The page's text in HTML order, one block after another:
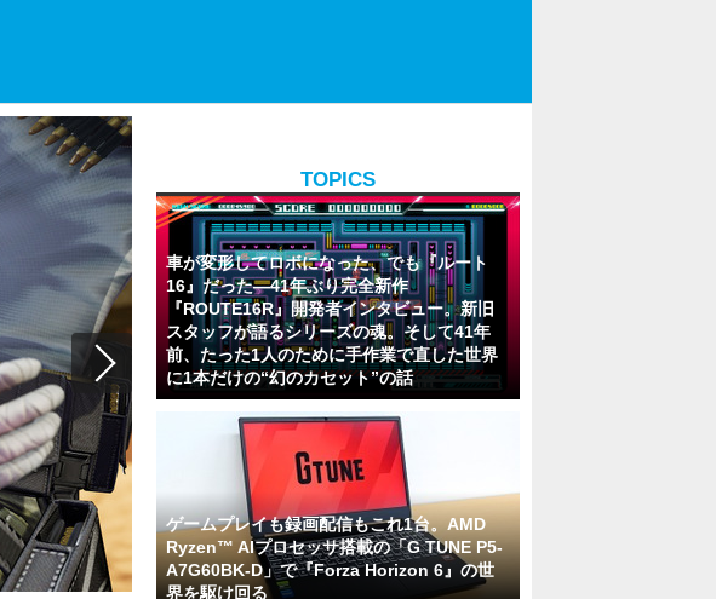
TOPICS
車が変形してロボになった、でも『ルート
16』だった―41年ぶり完全新作
『ROUTE16R』開発者インタビュー。新旧
スタッフが語るシリーズの魂。そして41年
前、たった1人のために手作業で直した世界
に1本だけの“幻のカセット”の話
ゲームプレイも録画配信もこれ1台。AMD
Ryzen™ AIプロセッサ搭載の「G TUNE P5-
A7G60BK-D」で『Forza Horizon 6』の世
界を駆け回る